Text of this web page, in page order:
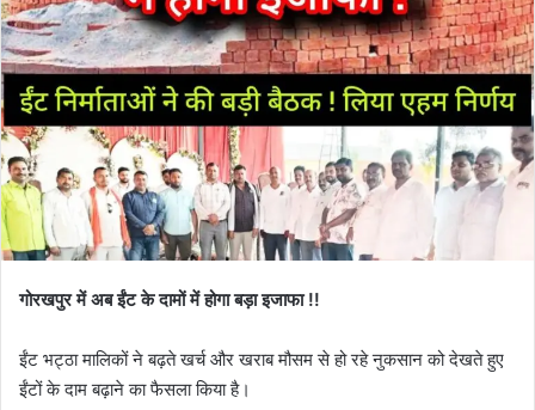
गोरखपुर में अब ईंट के दामों में होगा बड़ा इजाफा !!
ईंट भट्ठा मालिकों ने बढ़ते खर्च और खराब मौसम से हो रहे नुकसान को देखते हुए
ईंटों के दाम बढ़ाने का फैसला किया है।